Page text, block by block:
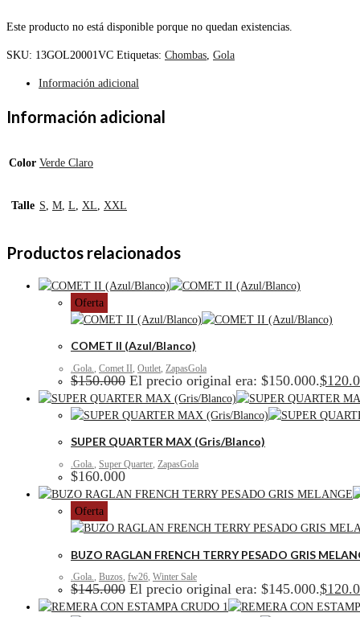
Este producto no está disponible porque no quedan existencias.
SKU: 13GOL20001VC Etiquetas: Chombas, Gola
Información adicional
Información adicional
Color Verde Claro
Talle S, M, L, XL, XXL
Productos relacionados
Oferta
COMET II (Azul/Blanco)
.Gola. Comet II Outlet ZapasGola
$150.000 El precio original era: $150.000.$
SUPER QUARTER MAX (Gris/Blanco)
.Gola., Super Quarter, ZapasGola
$160.000
Oferta
BUZO RAGLAN FRENCH TERRY PESADO GRIS
.Gola., Buzos, fw26, Winter Sale
$145.000 El precio original era: $145.000.$